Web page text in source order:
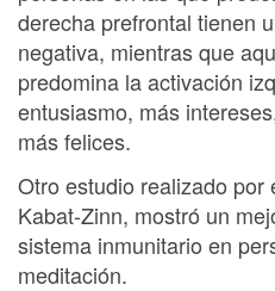
derecha prefrontal tienen
negativa, mientras que
predomina la activación
entusiasmo, más
más felices.
Otro estudio realizado por
Kabat-Zinn, mostró un
sistema inmunitario en
meditación.